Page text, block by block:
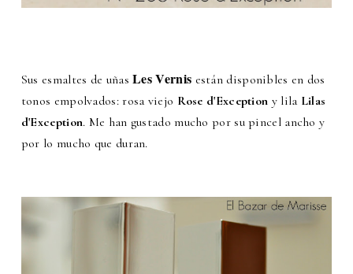
Sus esmaltes de uñasLes Vernis están disponibles en dos
tonos empolvados: rosa viejo Rose d'Exception y lila Lilas
d'Exception. Me han gustado mucho por su pincel ancho y
por lo mucho que duran.